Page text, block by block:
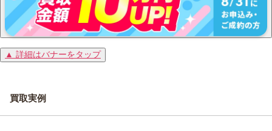
▲ 詳細はバナーをタップ
買取実例